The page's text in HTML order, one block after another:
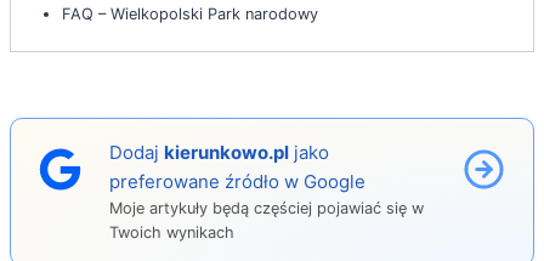
FAQ – Wielkopolski Park narodowy
Dodajkierunkowo.pl jako
preferowane źródło w Google
Moje artykuły będą częściej pojawiać się w
Twoich wynikach